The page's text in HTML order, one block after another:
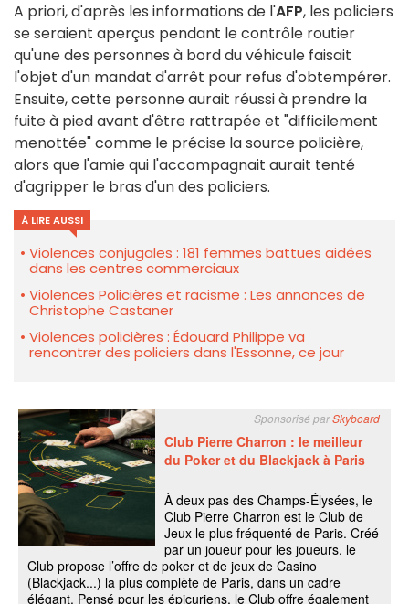
A priori, d'après les informations de l'AFP, les policiers
se seraient aperçus pendant le contrôle routier
qu'une des personnes à bord du véhicule faisait
l'objet d'un mandat d'arrêt pour refus d'obtempérer.
Ensuite, cette personne aurait réussi à prendre la
fuite à pied avant d'être rattrapée et "difficilement
menottée" comme le précise la source policière,
alors que l'amie qui l'accompagnait aurait tenté
d'agripper le bras d'un des policiers.
À LIRE AUSSI
Violences conjugales : 181 femmes battues aidées
dans les centres commerciaux
Violences Policières et racisme : Les annonces de
Christophe Castaner
Violences policières : Édouard Philippe va
rencontrer des policiers dans l'Essonne, ce jour